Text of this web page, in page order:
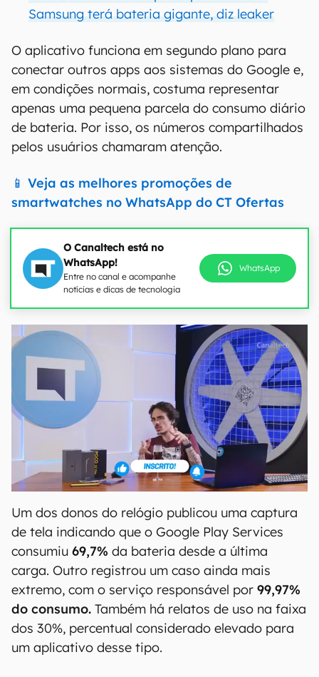
Samsung terá bateria gigante, diz leaker
O aplicativo funciona em segundo plano para
conectar outros apps aos sistemas do Google e,
em condições normais, costuma representar
apenas uma pequena parcela do consumo diário
de bateria. Por isso, os números compartilhados
pelos usuários chamaram atenção.
📱 Veja as melhores promoções de
smartwatches no WhatsApp do CT Ofertas
O Canaltech está no
WhatsApp!
Entre no canal e acompanhe
notícias e dicas de tecnologia
WhatsApp
Um dos donos do relógio publicou uma captura
de tela indicando que o Google Play Services
consumiu 69,7% da bateria desde a última
carga. Outro registrou um caso ainda mais
extremo, com o serviço responsável por 99,97%
do consumo. Também há relatos de uso na faixa
dos 30%, percentual considerado elevado para
um aplicativo desse tipo.